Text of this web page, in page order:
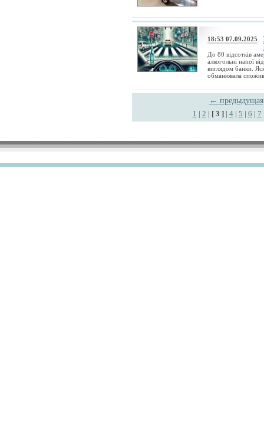
18:53 07.09.2025
До 80 відсотків
алкогольні напої
виглядом банки.
обманювала
← предыдущая
1 | 2 | [ 3 ]| 4| 5 | 6 | 7